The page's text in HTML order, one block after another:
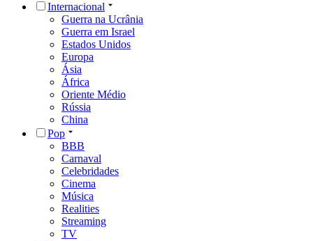
Internacional
Guerra na Ucrânia
Guerra em Israel
Estados Unidos
Europa
Ásia
África
Oriente Médio
Rússia
China
Pop
BBB
Carnaval
Celebridades
Cinema
Música
Realities
Streaming
TV